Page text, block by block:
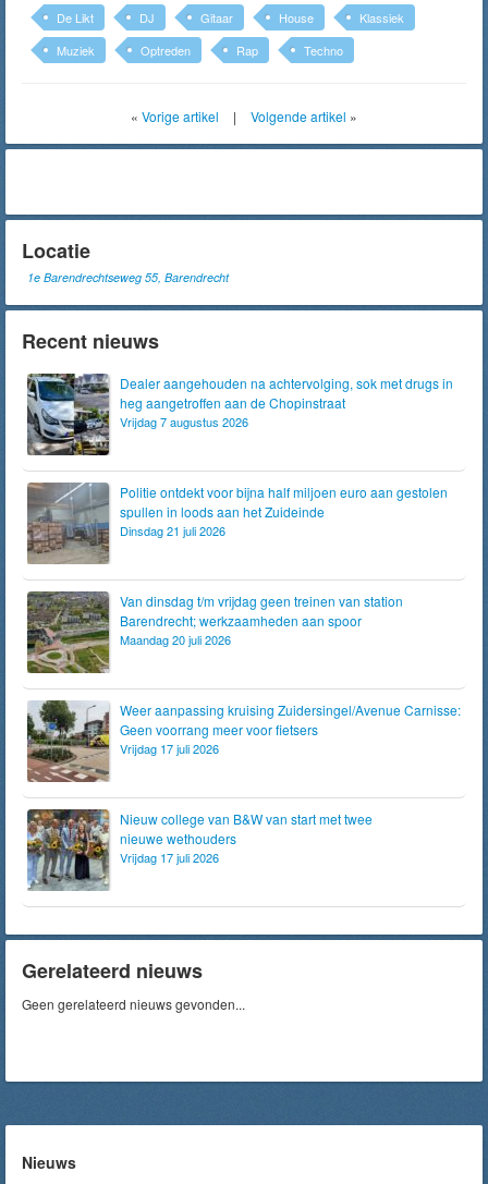
De Likt DJ Gitaar House
Klassiek
Muziek
Optreden Rap Techno
« Vorige artikel | Volgende artikel »
Locatie
1e Barendrechtseweg 55, Barendrecht
Recent nieuws
Dealer aangehouden na achtervolging, sok met drugs in
heg aangetroffen aan de Chopinstraat
Vrijdag 7 augustus 2026
Politie ontdekt voor bijna half miljoen euro aan gestolen
spullen in loods aan het Zuideinde
Dinsdag 21 juli 2026
Van dinsdag t/m vrijdag geen treinen van station
Barendrecht; werkzaamheden aan spoor
Maandag 20 juli 2026
Weer aanpassing kruising Zuidersingel/Avenue Carnisse:
Geen voorrang meer voor fietsers
Vrijdag 17 juli 2026
Nieuw college van B&W van start met twee
nieuwe wethouders
Vrijdag 17 juli 2026
Gerelateerd nieuws
Geen gerelateerd nieuws gevonden...
Nieuws